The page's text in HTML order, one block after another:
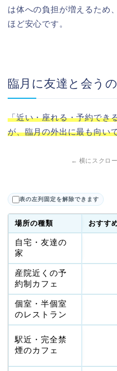
は体への負担が増えるため
ほど安心です。
臨月に友達と会う
「近い・座れる・予約でき
が、臨月の外出に最も向い
← 横にスクロ
表の左列固定を解除できます
場所の種類 おすす
自宅・友達の
家
産院近くの予
約制カフェ
個室・半個室
のレストラン
駅近・完全禁
煙のカフェ